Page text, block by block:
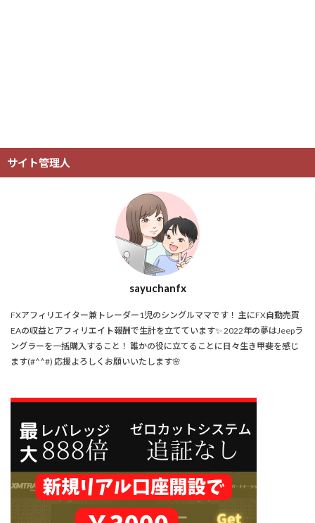
サイト管理人
sayuchanfx
FXアフィリエイター兼トレーダー1児のシングルママです！ 主にFX自動売買
EAの収益とアフィリエイト報酬で生計を立てています✨ 2022年の夢はJeepラ
ングラーを一括購入すること！ 誰かの役に立てることに日々生き甲斐を感じ
ます(#^^#) 応援よろしくお願いいたします🌸